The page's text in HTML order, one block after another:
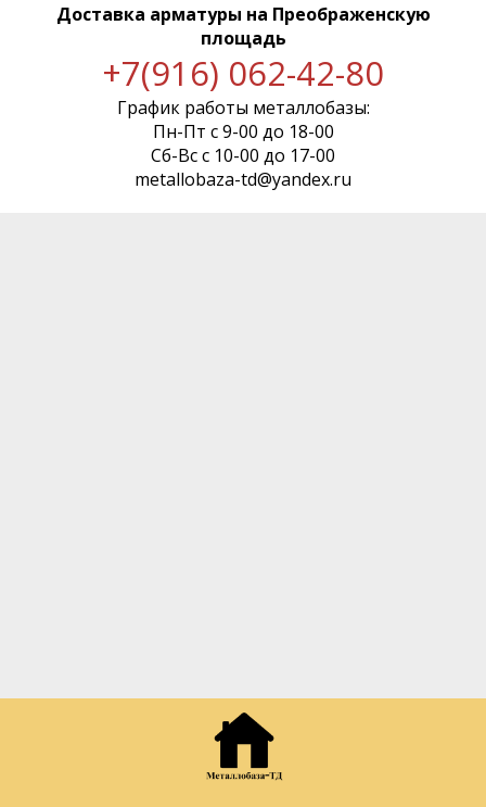
Доставка арматуры на Преображенскую
площадь
+7(916) 062-42-80
График работы металлобазы:
Пн-Пт с 9-00 до 18-00
Сб-Вс с 10-00 до 17-00
metallobaza-td@yandex.ru